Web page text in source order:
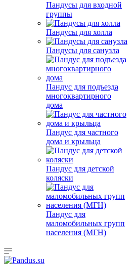
Пандусы для входной
группы
Пандусы для холла
Пандусы для санузла
Пандус для подъезда
многоквартирного
дома
Пандус для частного
дома и крыльца
Пандус для детской
коляски
Пандус для
маломобильных групп
населения (МГН)